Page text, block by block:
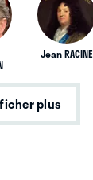
Jean RACINE
plus